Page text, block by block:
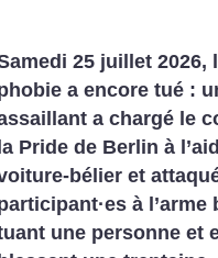
25 juillet 2026,
a encore tué :
a chargé le
Pride de Berlin à
bélier et
·es à l’arme
une personne et